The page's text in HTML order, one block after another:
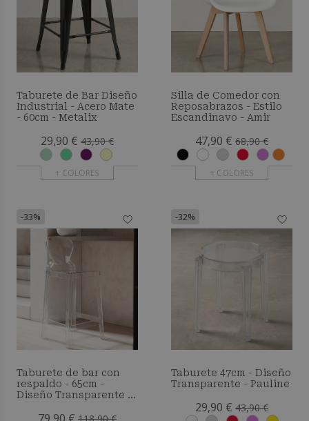
Taburete de Bar Diseño
Industrial - Acero Mate
- 60cm - Metalix
29,90 € 43,90 €
+ COLORES
Silla de Comedor con
Reposabrazos - Estilo
Escandinavo - Amir
47,90 € 68,90 €
+ COLORES
-33%
Taburete de bar con
respaldo - 65cm -
Diseño Transparente -
-32%
Taburete 47cm - Diseño
Transparente - Pauline
29,90 € 43,90 €